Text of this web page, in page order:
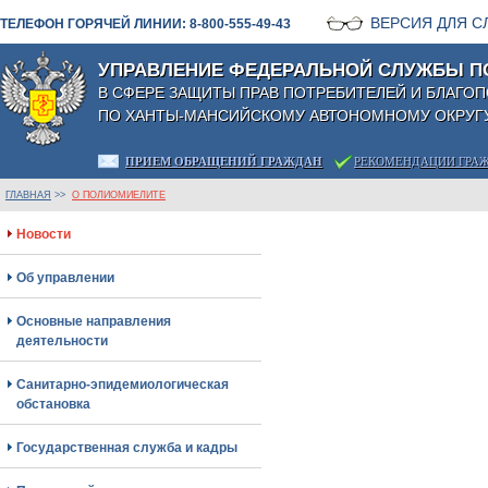
ТЕЛЕФОН ГОРЯЧЕЙ ЛИНИИ: 8-800-555-49-43 ВЕРСИЯ ДЛЯ
УПРАВЛЕНИЕ ФЕДЕРАЛЬНОЙ СЛУЖБЫ
В СФЕРЕ ЗАЩИТЫ ПРАВ ПОТРЕБИТЕЛЕЙ И
ПО ХАНТЫ-МАНСИЙСКОМУ АВТОНОМНОМУ
ПРИЕМ ОБРАЩЕНИЙ ГРАЖДАН РЕКОМЕНДАЦИИ
ГЛАВНАЯ >> О ПОЛИОМИЕЛИТЕ
Новости
Об управлении
Основные направления
деятельности
Санитарно-эпидемиологическая
обстановка
Государственная служба и кадры